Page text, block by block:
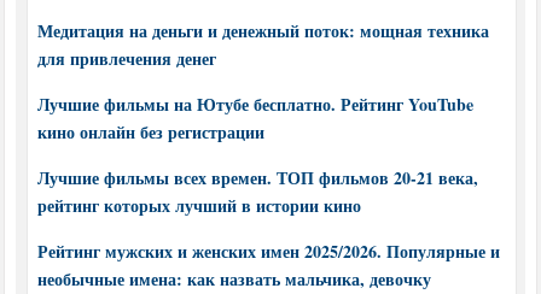
Медитация на деньги и денежный поток: мощная техника
для привлечения денег
Лучшие фильмы на Ютубе бесплатно. Рейтинг YouTube
кино онлайн без регистрации
Лучшие фильмы всех времен. ТОП фильмов 20-21 века,
рейтинг которых лучший в истории кино
Рейтинг мужских и женских имен 2025/2026. Популярные и
необычные имена: как назвать мальчика, девочку